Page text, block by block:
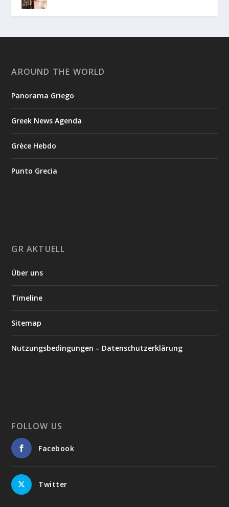
AROUND THE WORLD
Panorama Griego
Greek News Agenda
Grèce Hebdo
Punto Grecia
GR AKTUELL
Über uns
Timeline
Sitemap
Nutzungsbedingungen – Datenschutzerklärung
FOLLOW US
Facebook
Twitter